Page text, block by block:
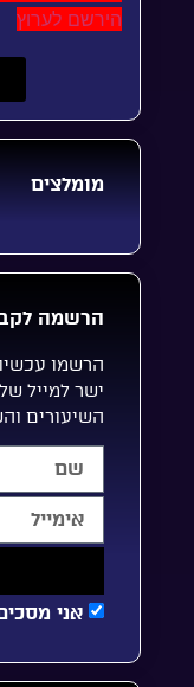
הירשם לערוץ
מומלצים
הרשמה
הרשמו
ישר למייל
השיעורים
אני